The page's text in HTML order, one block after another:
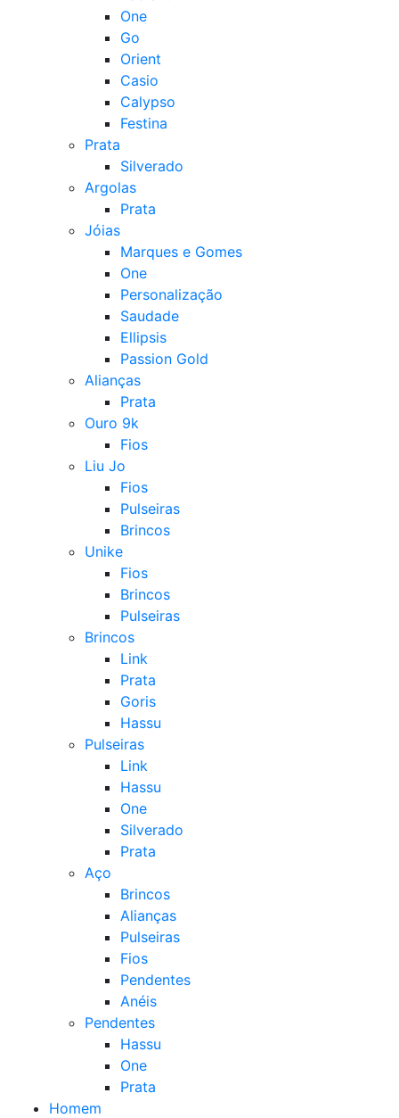
One
Go
Orient
Casio
Calypso
Festina
Prata
Silverado
Argolas
Prata
Jóias
Marques e Gomes
One
Personalização
Saudade
Ellipsis
Passion Gold
Alianças
Prata
Ouro 9k
Fios
Liu Jo
Fios
Pulseiras
Brincos
Unike
Fios
Brincos
Pulseiras
Brincos
Link
Prata
Goris
Hassu
Pulseiras
Link
Hassu
One
Silverado
Prata
Aço
Brincos
Alianças
Pulseiras
Fios
Pendentes
Anéis
Pendentes
Hassu
One
Prata
Homem